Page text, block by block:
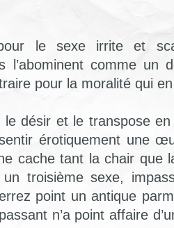
le sexe irrite et
l’abominent comme un
pour la moralité qui
le désir et le transpose
érotiquement une
cache tant la chair que
troisième sexe,
point un antique
n’a point affaire